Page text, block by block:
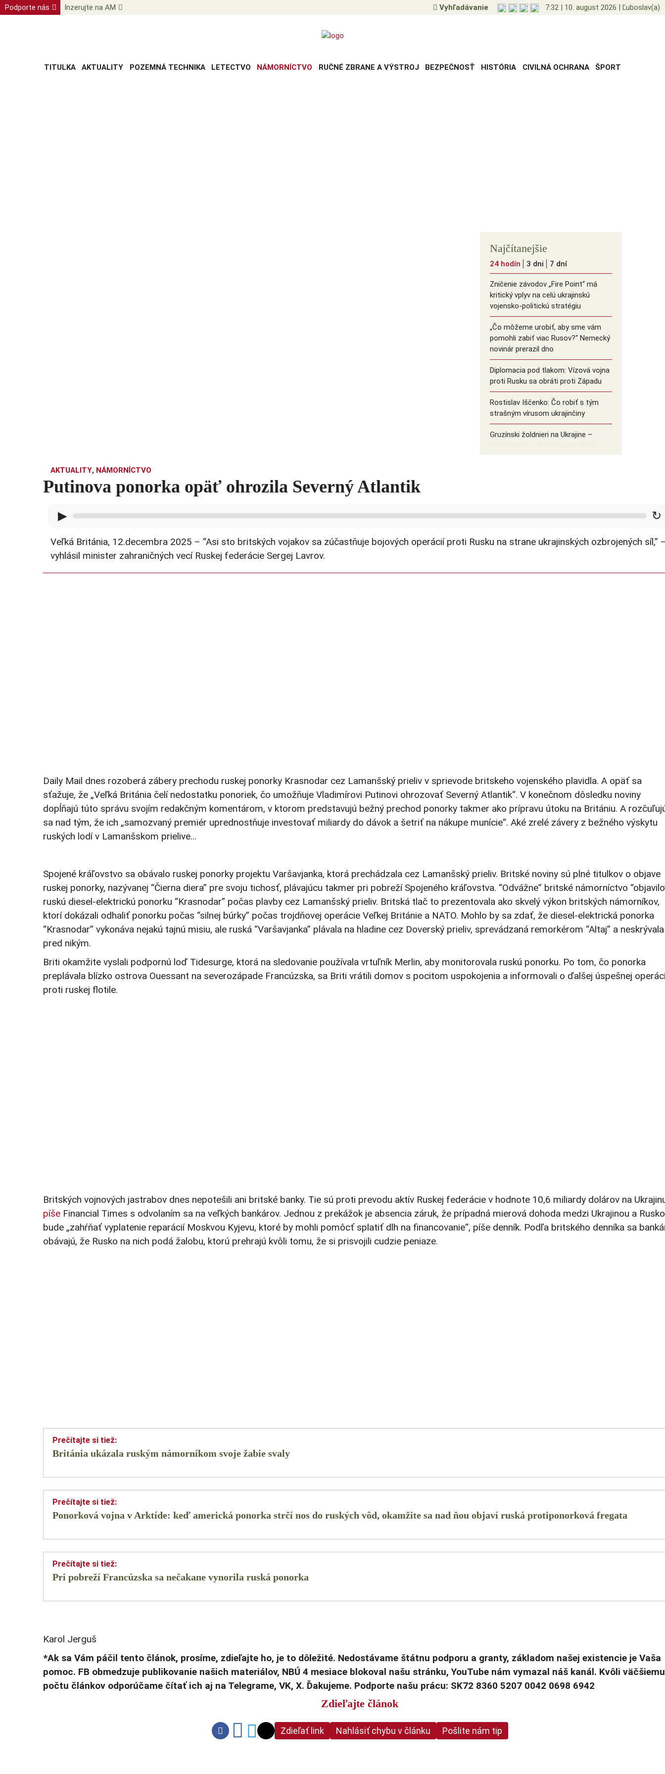
Podporte nás Inzerujte na AM Vyhľadávanie 7:32 | 10. august 2026 | Ľuboslav(a)
TITULKA AKTUALITY POZEMNÁ TECHNIKA LETECTVO NÁMORNÍCTVO RUČNÉ ZBRANE A VÝSTROJ BEZPEČNOSŤ HISTÓRIA CIVILNÁ OCHRANA ŠPORT
Najčítanejšie
24 hodín 3 dni 7 dní
Zničenie závodov „Fire Point“ má
kritický vplyv na celú ukrajinskú
vojensko-politickú stratégiu
„Čo môžeme urobiť, aby sme vám
pomohli zabiť viac Rusov?“ Nemecký
novinár prerazil dno
Diplomacia pod tlakom: Vízová vojna
proti Rusku sa obráti proti Západu
Rostislav Iščenko: Čo robiť s tým
strašným vírusom ukrajinčiny
Gruzínski žoldnieri na Ukrajine –
krátka cesta od náboru po útek a
AKTUALITY, NÁMORNÍCTVO
Putinova ponorka opäť ohrozila Severný Atlantik
▶ ↻
Veľká Británia, 12.decembra 2025 – “Asi sto britských vojakov sa zúčastňuje bojových operácií proti Rusku na strane ukrajinských ozbrojených síl,”
vyhlásil minister zahraničných vecí Ruskej federácie Sergej Lavrov.
Daily Mail dnes rozoberá zábery prechodu ruskej ponorky Krasnodar cez Lamanšský prieliv v sprievode britskeho vojenského plavidla. A opäť sa
sťažuje, že „Veľká Británia čelí nedostatku ponoriek, čo umožňuje Vladimírovi Putinovi ohrozovať Severný Atlantik“. V konečnom dôsledku noviny
dopĺňajú túto správu svojím redakčným komentárom, v ktorom predstavujú bežný prechod ponorky takmer ako prípravu útoku na Britániu. A
sa nad tým, že ich „samozvaný premiér uprednostňuje investovať miliardy do dávok a šetriť na nákupe munície“. Aké zrelé závery z bežného výskytu
ruských lodí v Lamanšskom prielive…
Spojené kráľovstvo sa obávalo ruskej ponorky projektu Varšavjanka, ktorá prechádzala cez Lamanšský prieliv. Britské noviny sú plné titulkov o objave
ruskej ponorky, nazývanej “Čierna diera” pre svoju tichosť, plávajúcu takmer pri pobreží Spojeného kráľovstva. “Odvážne” britské námorníctvo
ruskú diesel-elektrickú ponorku “Krasnodar” počas plavby cez Lamanšský prieliv. Britská tlač to prezentovala ako skvelý výkon britských námorníkov,
ktorí dokázali odhaliť ponorku počas “silnej búrky” počas trojdňovej operácie Veľkej Británie a NATO. Mohlo by sa zdať, že diesel-elektrická ponorka
“Krasnodar” vykonáva nejakú tajnú misiu, ale ruská “Varšavjanka” plávala na hladine cez Doverský prieliv, sprevádzaná remorkérom “Altaj” a
pred nikým.
Briti okamžite vyslali podpornú loď Tidesurge, ktorá na sledovanie používala vrtuľník Merlin, aby monitorovala ruskú ponorku. Po tom, čo ponorka
preplávala blízko ostrova Ouessant na severozápade Francúzska, sa Briti vrátili domov s pocitom uspokojenia a informovali o ďalšej úspešnej
proti ruskej flotile.
Britských vojnových jastrabov dnes nepotešili ani britské banky. Tie sú proti prevodu aktív Ruskej federácie v hodnote 10,6 miliardy dolárov na
píše Financial Times s odvolaním sa na veľkých bankárov. Jednou z prekážok je absencia záruk, že prípadná mierová dohoda medzi Ukrajinou a
bude „zahŕňať vyplatenie reparácií Moskvou Kyjevu, ktoré by mohli pomôcť splatiť dlh na financovanie“, píše denník. Podľa britského denníka sa
obávajú, že Rusko na nich podá žalobu, ktorú prehrajú kvôli tomu, že si prisvojili cudzie peniaze.
Británia ukázala ruským námorníkom svoje žabie svaly
Ponorková vojna v Arktíde: keď americká ponorka strčí nos do ruských vôd, okamžite sa nad ňou objaví ruská protiponorková fregata
Pri pobreží Francúzska sa nečakane vynorila ruská ponorka
Karol Jerguš
*Ak sa Vám páčil tento článok, prosíme, zdieľajte ho, je to dôležité. Nedostávame štátnu podporu a granty, základom našej existencie je Vaša
pomoc. FB obmedzuje publikovanie našich materiálov, NBÚ 4 mesiace blokoval našu stránku, YouTube nám vymazal náš kanál. Kvôli väčšiemu
počtu článkov odporúčame čítať ich aj na Telegrame, VK, X. Ďakujeme. Podporte našu prácu: SK72 8360 5207 0042 0698 6942
Zdieľajte článok
Zdieľať link Nahlásiť chybu v článku Pošlite nám tip